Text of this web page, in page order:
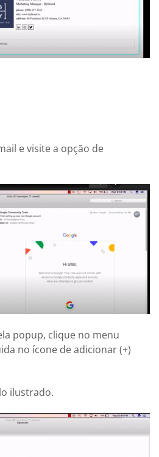
e visite a opção de
popup, clique no menu
no ícone de adicionar (+)
ilustrado.